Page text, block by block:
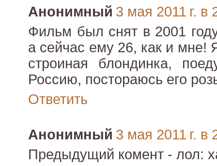
Анонимный 3 мая 2011 г. в
Фильм был снят в 2001
а сейчас ему 26, как и мне!
строиная блондинка,
Россию, постораюсь его
Ответить
Анонимный 3 мая 2011 г. в
Предыдущий комент - лол: